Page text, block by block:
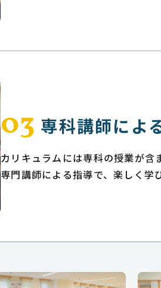
03 専科講師によ
カリキュラムには専科の授業が含
専門講師による指導で、楽しく学